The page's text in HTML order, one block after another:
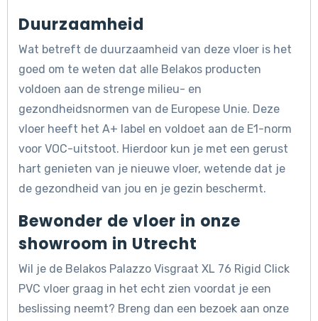
Duurzaamheid
Wat betreft de duurzaamheid van deze vloer is het
goed om te weten dat alle Belakos producten
voldoen aan de strenge milieu- en
gezondheidsnormen van de Europese Unie. Deze
vloer heeft het A+ label en voldoet aan de E1-norm
voor VOC-uitstoot. Hierdoor kun je met een gerust
hart genieten van je nieuwe vloer, wetende dat je
de gezondheid van jou en je gezin beschermt.
Bewonder de vloer in onze
showroom in Utrecht
Wil je de Belakos Palazzo Visgraat XL 76 Rigid Click
PVC vloer graag in het echt zien voordat je een
beslissing neemt? Breng dan een bezoek aan onze